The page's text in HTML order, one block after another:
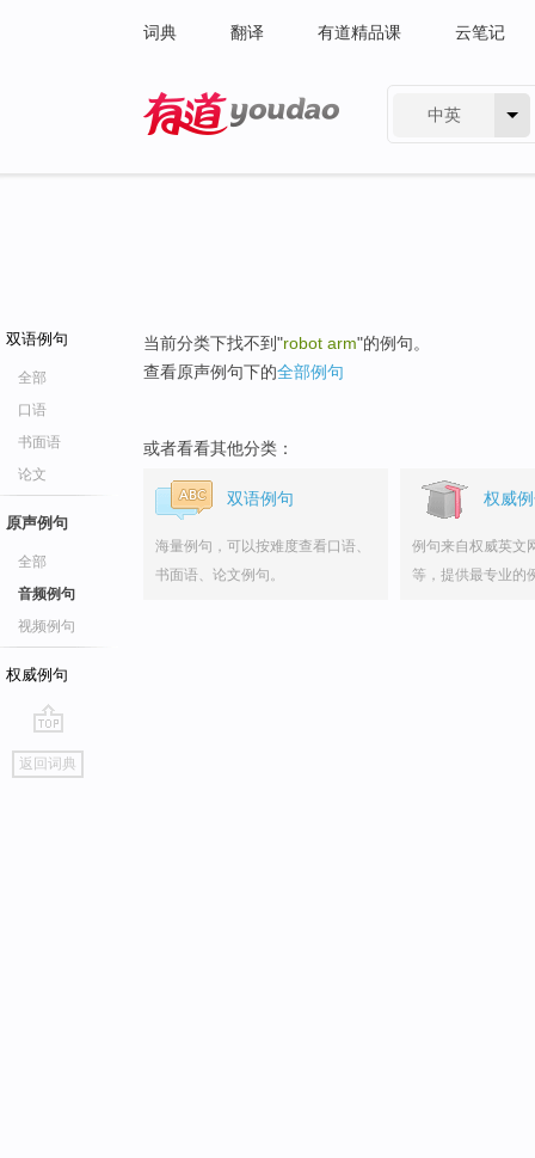
词典 翻译 有道精品课 云笔记
中英
双语例句
全部
口语
书面语
论文
原声例句
全部
音频例句
视频例句
权威例句
go
top
返回词典
当前分类下找不到"robot arm"的例句。
查看原声例句下的全部例句
或者看看其他分类：
双语例句
海量例句，可以按难度查看口语、
书面语、论文例句。
权威
例句来自权威英文
等，提供最专业的